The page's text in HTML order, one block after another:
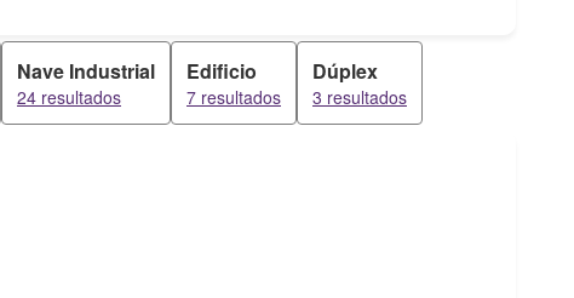
Nave Industrial
24 resultados
Edificio
7 resultados
Dúplex
3 resultados